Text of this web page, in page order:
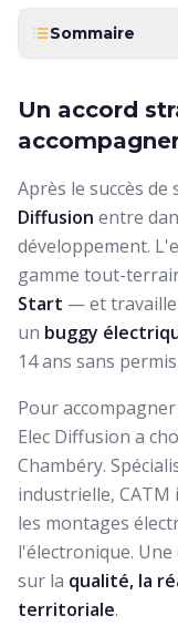
Sommaire
Un accord
Après le succès
Diffusion entre
développement.
gamme tout-
Start — et travaille
un buggy
14 ans sans permis.
Pour
Elec Diffusion a
Chambéry.
industrielle,
les montages
l'électronique.
sur la qualité, la
territoriale.